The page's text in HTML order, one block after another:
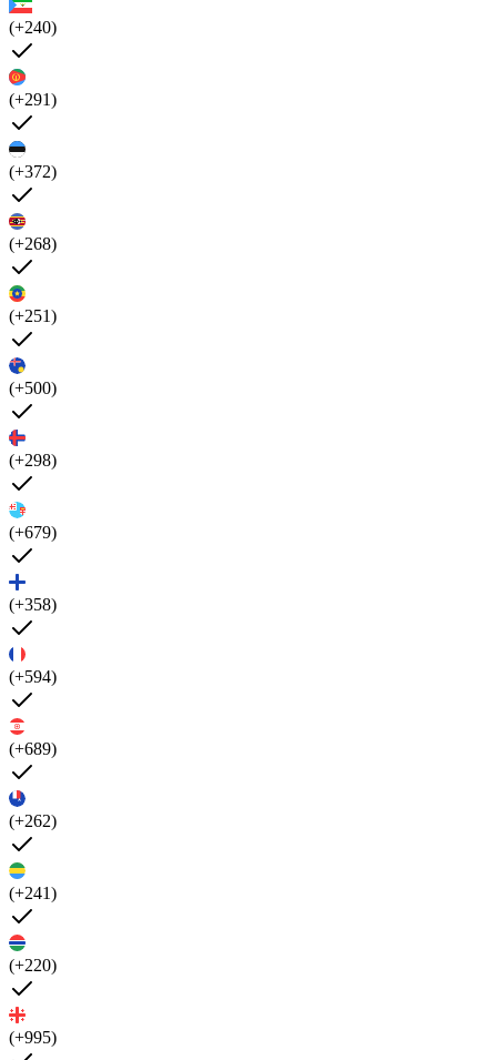
(+240)
(+291)
(+372)
(+268)
(+251)
(+500)
(+298)
(+679)
(+358)
(+594)
(+689)
(+262)
(+241)
(+220)
(+995)